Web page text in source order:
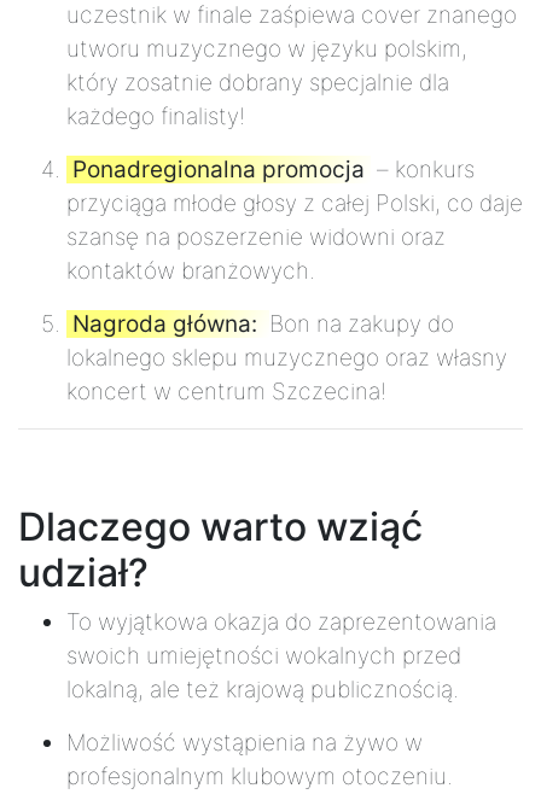
uczestnik w finale zaśpiewa cover znanego
utworu muzycznego w języku polskim,
który zosatnie dobrany specjalnie dla
każdego finalisty!
Ponadregionalna promocja – konkurs
przyciąga młode głosy z całej Polski, co daje
szansę na poszerzenie widowni oraz
kontaktów branżowych.
Nagroda główna: Bon na zakupy do
lokalnego sklepu muzycznego oraz własny
koncert w centrum Szczecina!
Dlaczego warto wziąć
udział?
To wyjątkowa okazja do zaprezentowania
swoich umiejętności wokalnych przed
lokalną, ale też krajową publicznością.
Możliwość wystąpienia na żywo w
profesjonalnym klubowym otoczeniu.